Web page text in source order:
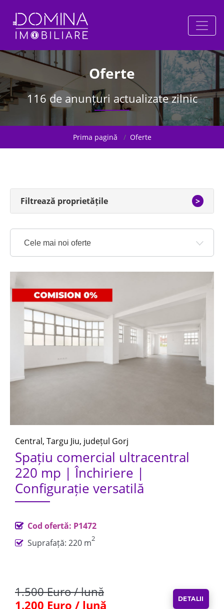
Oferte
116 de anunțuri actualizate zilnic
Prima pagină Oferte
Filtrează proprietățile >
Cele mai noi oferte
Central, Targu Jiu, județul Gorj
Spațiu comercial ultracentral
220 mp | Închiriere |
Configurație versatilă
Cod ofertă: P1472
Suprafață: 220 m2
1.500 Euro / lună
1.200 Euro / lună
DETALII